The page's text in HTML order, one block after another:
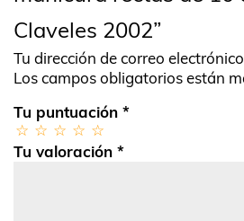
Claveles 2002”
Tu dirección de correo
Los campos obligatorios están
Tu puntuación *
Tu valoración *